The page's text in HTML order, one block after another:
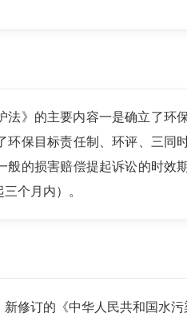
法》的主要内容一是确立了
环保目标责任制、环评、三
的损害赔偿提起诉讼的时
个月内）。
修订的《中华人民共和国水